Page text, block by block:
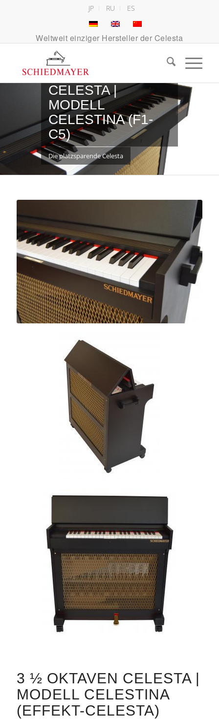
JP RU ES
Weltweit einziger Hersteller der Celesta
3 ½ OKTAVEN
CELESTA |
MODELL
CELESTINA (F1-
C5)
Die platzsparende Celesta
3 ½ OKTAVEN CELESTA |
MODELL CELESTINA
(EFFEKT-CELESTA)